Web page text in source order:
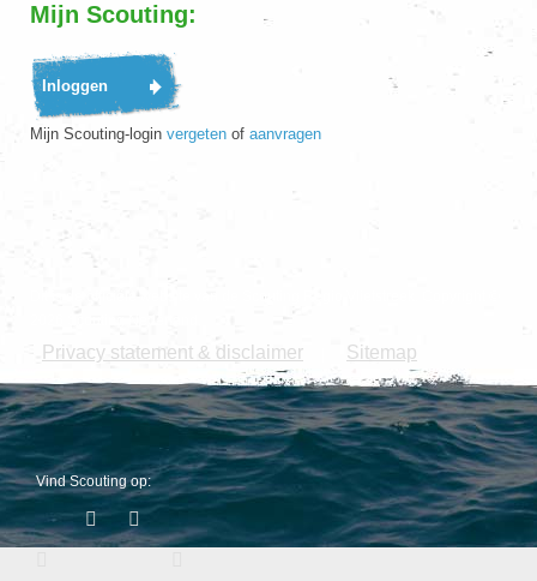
Mijn Scouting:
Mijn Scouting-login vergeten of aanvragen
Dit is de officiële website van de Scouting Regio Vlietstreek. Copyright ©
Privacy statement & disclaimer Sitemap
Vind Scouting op: